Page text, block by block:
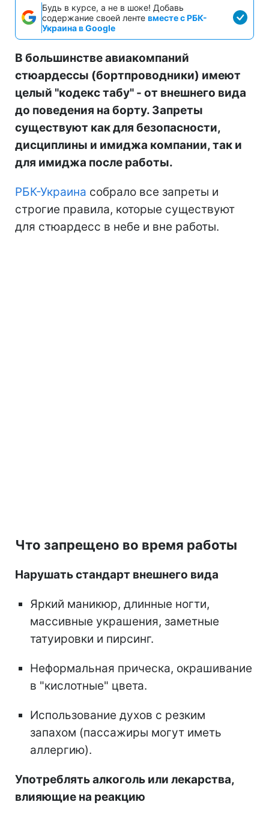
Будь в курсе, а не в шоке! Добавь
содержание своей ленте вместе с РБК-
Украина в Google
В большинстве авиакомпаний
стюардессы (бортпроводники) имеют
целый "кодекс табу" - от внешнего вида
до поведения на борту. Запреты
существуют как для безопасности,
дисциплины и имиджа компании, так и
для имиджа после работы.
РБК-Украина собрало все запреты и
строгие правила, которые существуют
для стюардесс в небе и вне работы.
Что запрещено во время работы
Нарушать стандарт внешнего вида
Яркий маникюр, длинные ногти,
массивные украшения, заметные
татуировки и пирсинг.
Неформальная прическа, окрашивание
в "кислотные" цвета.
Использование духов с резким
запахом (пассажиры могут иметь
аллергию).
Употреблять алкоголь или лекарства,
влияющие на реакцию